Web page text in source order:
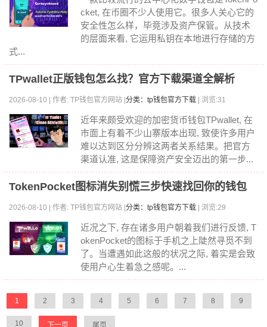
cket, 在币圈不少人使用它。很多人关心它的
安全性怎么样，毕竟涉及资产保管。从技术
的层面来看, 它运用私钥在本地进行存储的方
式...
TPwallet正版钱包怎么找？官方下载渠道全解析
2026-08-10 | 作者: TP钱包官方网站 | 分类：tp钱包官方下载 | 浏览:31
近年来颇受欢迎的加密货币钱包TPwallet, 在
市面上有着不少山寨版本出现, 致使许多用户
难以达到区分分辨这两者关系结果。把官方
渠道认准, 这是保障资产安全迈出的第一步...
TokenPocket图标消失别慌三步快速找回你的钱包
2026-08-10 | 作者: TP钱包官方网站 | 分类：tp钱包官方下载 | 浏览:29
近况之下, 存在诸多用户朝着我们进行反馈, T
okenPocket的图标于手机之上陡然寻觅不到
了。当遭遇如此这般的状况之际, 着实是会致
使用户心生着急之感呢。...
1 2 3 4 5 6 7 8 9
10 下一页 尾页